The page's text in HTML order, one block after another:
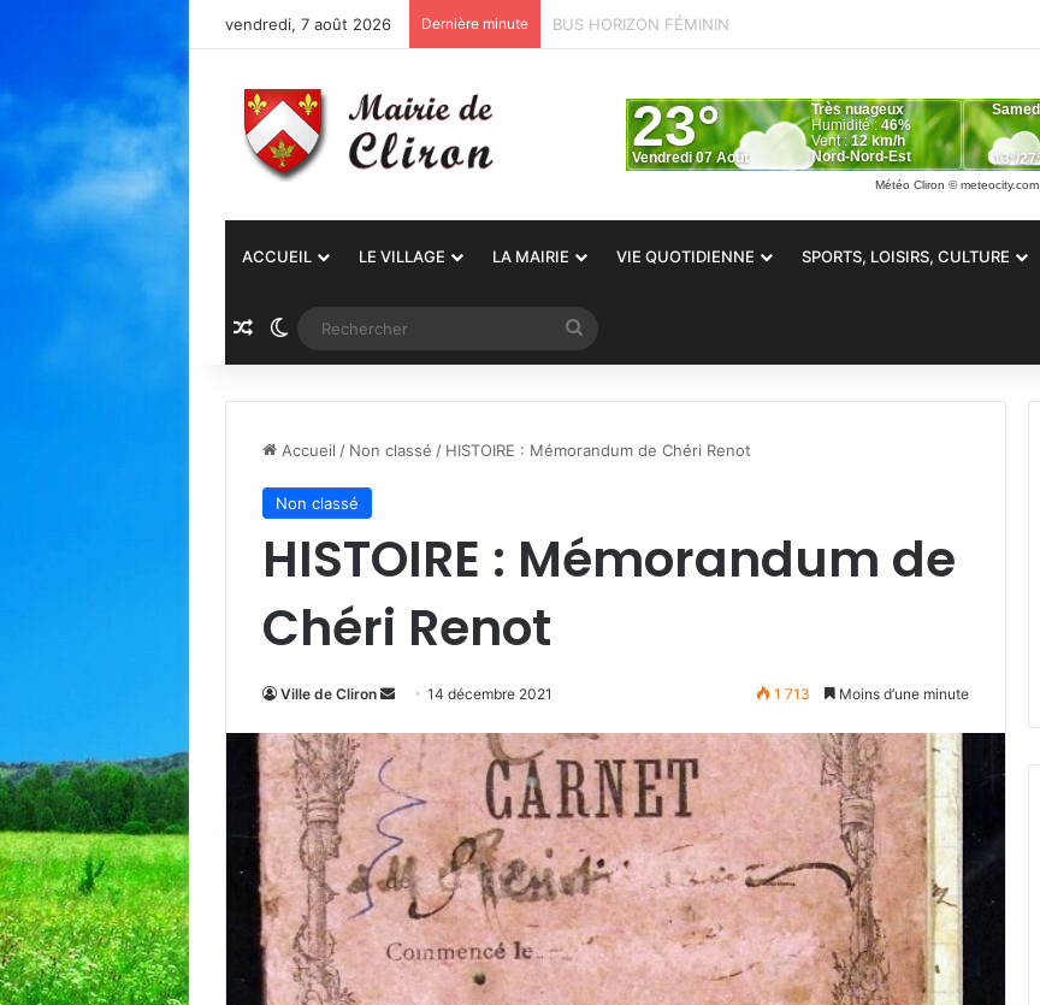
vendredi, 7 août 2026 Dernière minute °°ALERTE SÉCHERESSE°°
Météo Cliron © meteocity.com
ACCUEIL LE VILLAGE LA MAIRIE VIE QUOTIDIENNE SPORTS, LOISIRS, CULTURE
Article Aléatoire
Switch skin
Accueil / Non classé / HISTOIRE : Mémorandum de Chéri Renot
Non classé
HISTOIRE : Mémorandum de
Chéri Renot
Ville de Cliron
Envoyer
courriel
14 décembre 2021 1 713 Moins d’une minute